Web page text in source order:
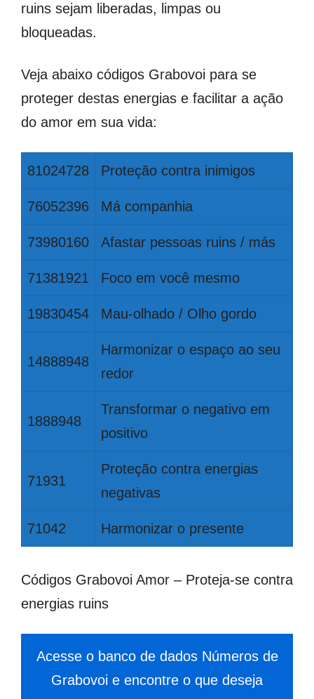
ruins sejam liberadas, limpas ou
bloqueadas.
Veja abaixo códigos Grabovoi para se
proteger destas energias e facilitar a ação
do amor em sua vida:
81024728 Proteção contra inimigos
76052396 Má companhia
73980160 Afastar pessoas ruins / más
71381921 Foco em você mesmo
19830454 Mau-olhado / Olho gordo
14888948
Harmonizar o espaço ao seu
redor
1888948
Transformar o negativo em
positivo
71931
Proteção contra energias
negativas
71042 Harmonizar o presente
Códigos Grabovoi Amor – Proteja-se contra
energias ruins
Acesse o banco de dados Números de
Grabovoi e encontre o que deseja